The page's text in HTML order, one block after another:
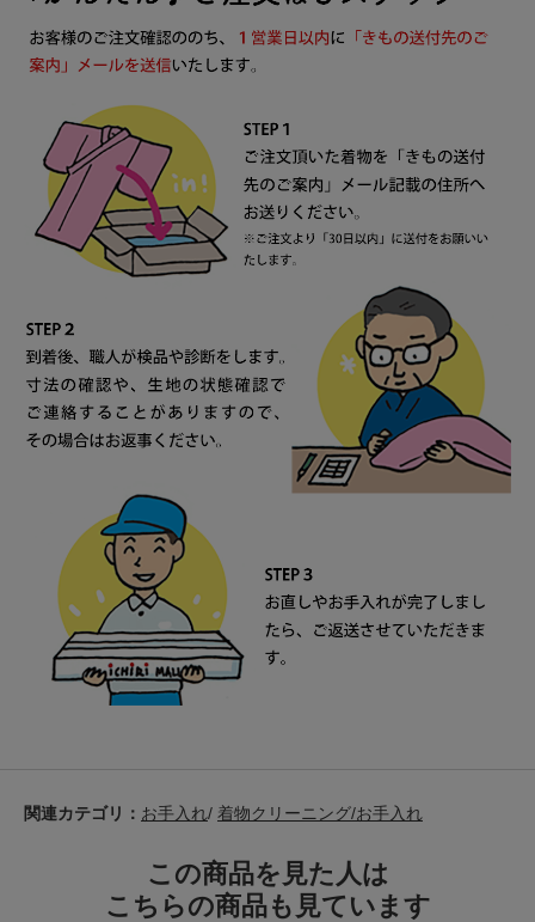
関連カテゴリ： お手入れ/ 着物クリーニング/お手入れ
この商品を見た人は
こちらの商品も見ています